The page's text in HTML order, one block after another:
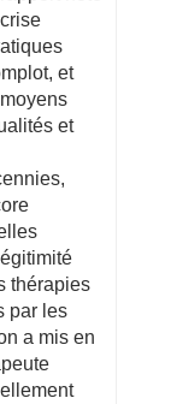
et
et
thérapies
par les
a mis en